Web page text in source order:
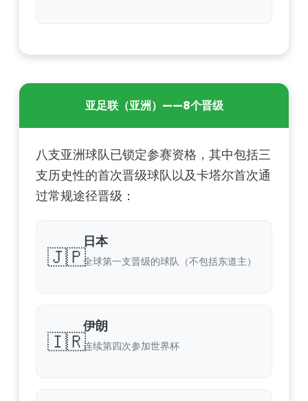
亚足联（亚洲）——8个晋级
八支亚洲球队已锁定参赛资格，其中包括三
支历史性的首次晋级球队以及卡塔尔首次通
过常规途径晋级：
🇯🇵
日本
全球第一支晋级的球队（不包括东道主）
🇮🇷
伊朗
连续第四次参加世界杯